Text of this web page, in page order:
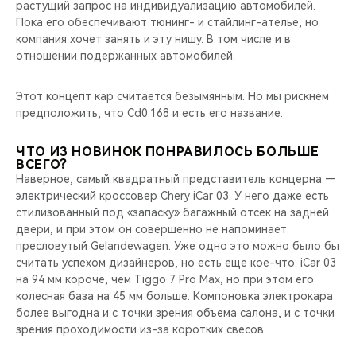
растущий запрос на индивидуализацию автомобилей.
Пока его обеспечивают тюнинг- и стайлинг-ателье, но
компания хочет занять и эту нишу. В том числе и в
отношении подержанных автомобилей.
Этот концепт кар считается безымянным. Но мы рискнем
предположить, что Cd0.168 и есть его название.
ЧТО ИЗ НОВИНОК ПОНРАВИЛОСЬ БОЛЬШЕ
ВСЕГО?
Наверное, самый квадратный представитель концерна —
электрический кроссовер Chery iCar 03. У него даже есть
стилизованный под «запаску» багажный отсек на задней
двери, и при этом он совершенно не напоминает
пресловутый Gelandewagen. Уже одно это можно было бы
считать успехом дизайнеров, но есть еще кое-что: iCar 03
на 94 мм короче, чем Tiggo 7 Pro Max, но при этом его
колесная база на 45 мм больше. Компоновка электрокара
более выгодна и с точки зрения объема салона, и с точки
зрения проходимости из-за коротких свесов.